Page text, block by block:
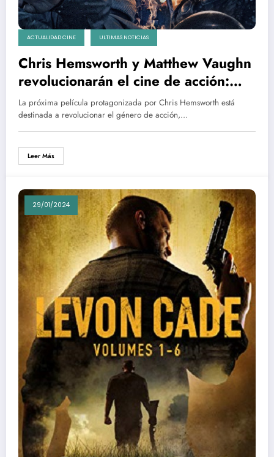
ACTUALIDAD CINE ULTIMAS NOTICIAS
Chris Hemsworth y Matthew Vaughn
revolucionarán el cine de acción:
«según ellos…»
La próxima película protagonizada por Chris Hemsworth está
destinada a revolucionar el género de acción,…
Leer Más
29/01/2024